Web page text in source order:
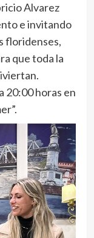
Alvarez
e invitando
floridenses,
que toda la
20:00 horas en